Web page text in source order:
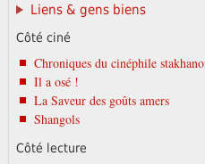
Liens & gens biens
Côté ciné
Chroniques du cinéphile
Il a osé !
La Saveur des goûts amers
Shangols
Côté lecture